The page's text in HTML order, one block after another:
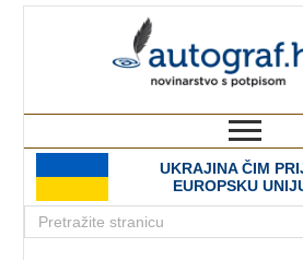
UKRAJINA ČIM
EUROPSKU